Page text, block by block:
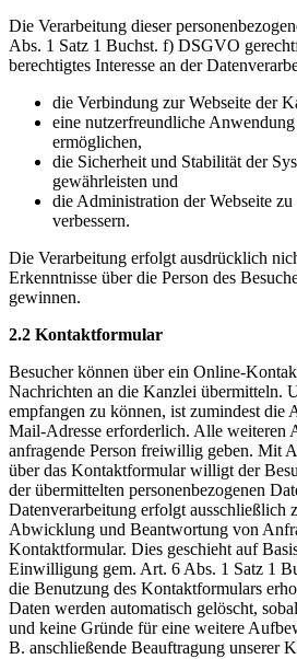
Die Verarbeitung dieser
Abs. 1 Satz 1 Buchst. f) DSGVO
berechtigtes Interesse an der
die Verbindung zur Webseite der
eine nutzerfreundliche Anwendung
ermöglichen,
die Sicherheit und Stabilität der
gewährleisten und
die Administration der Webseite
verbessern.
Die Verarbeitung erfolgt ausdrücklich
Erkenntnisse über die Person des
gewinnen.
2.2 Kontaktformular
Besucher können über ein Online-
Nachrichten an die Kanzlei übermitteln.
empfangen zu können, ist zumindest die
Mail-Adresse erforderlich. Alle weiteren
anfragende Person freiwillig geben. Mit
über das Kontaktformular willigt der
der übermittelten personenbezogenen
Datenverarbeitung erfolgt ausschließlich
Abwicklung und Beantwortung von
Kontaktformular. Dies geschieht auf
Einwilligung gem. Art. 6 Abs. 1 Satz 1
die Benutzung des Kontaktformulars
Daten werden automatisch gelöscht,
und keine Gründe für eine weitere
B. anschließende Beauftragung unserer